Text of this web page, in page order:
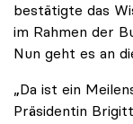
bestätigte das
im Rahmen der
Nun geht es an
„Da ist ein
Präsidentin